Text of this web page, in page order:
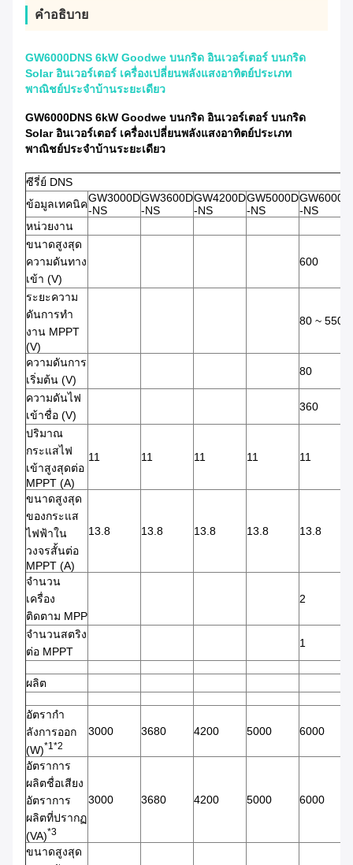
คําอธิบาย
GW6000DNS 6kW Goodwe บนกริด อินเวอร์เตอร์ บนกริด
Solar อินเวอร์เตอร์ เครื่องเปลี่ยนพลังแสงอาทิตย์ประเภท
พาณิชย์ประจําบ้านระยะเดียว
GW6000DNS 6kW Goodwe บนกริด อินเวอร์เตอร์ บนกริด
Solar อินเวอร์เตอร์ เครื่องเปลี่ยนพลังแสงอาทิตย์ประเภท
พาณิชย์ประจําบ้านระยะเดียว
ซีรี่ย์ DNS
ข้อมูลเทคนิคGW3000D
-NS
GW3600D
-NS
GW4200D
-NS
GW5000D
-NS
GW6000D
-NS
หน่วยงาน
ขนาดสูงสุด
ความดันทาง
เข้า (V)
600
ระยะความ
ดันการทํา
งาน MPPT
(V)
80 ~ 550
ความดันการ
เริ่มต้น (V)
80
ความดันไฟ
เข้าชื่อ (V)
360
ปริมาณ
กระแสไฟ
เข้าสูงสุดต่อ
MPPT (A)
11 11 11 11 11
ขนาดสูงสุด
ของกระแส
ไฟฟ้าใน
วงจรสั้นต่อ
MPPT (A)
13.8 13.8 13.8 13.8 13.8
จํานวน
เครื่อง
ติดตาม MPP
2
จํานวนสตริง
ต่อ MPPT
1
ผลิต
อัตรากํา
ลังการออก
(W)*1*2
3000 3680 4200 5000 6000
อัตราการ
ผลิตชื่อเสียง
อัตราการ
ผลิตที่ปรากฏ
(VA)*3
3000 3680 4200 5000 6000
ขนาดสูงสุด